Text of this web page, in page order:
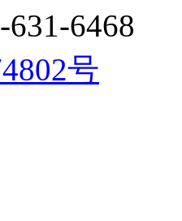
6468
号